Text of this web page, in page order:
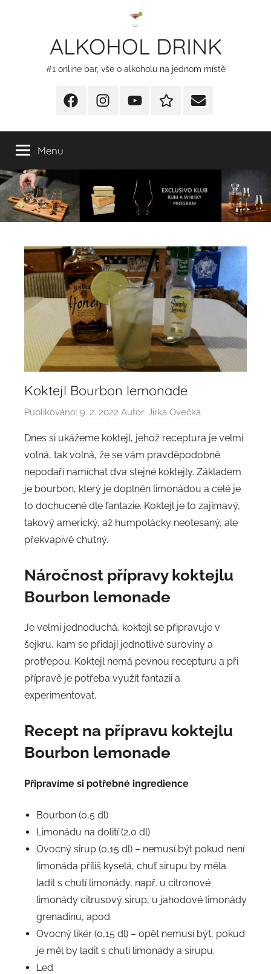
ALKOHOL DRINK
#1 online bar, vše o alkoholu na jednom místě
FacebookInstagram
YT
Redakční
E-
Menu
Koktejl Bourbon lemonade
Publikováno: 9. 2. 2022 Autor: Jirka Ovečka
Dnes si ukážeme koktejl, jehož receptura je velmi
volná, tak volná, že se vám pravděpodobně
nepodaří namíchat dva stejné koktejly. Základem
je bourbon, který je doplněn limonádou a celé je
to dochucené dle fantazie. Koktejl je to zajímavý,
takový americký, až humpolácky neotesaný, ale
překvapivě chutný.
Náročnost přípravykoktejlu
Bourbon lemonade
Je velmi jednoduchá, koktejl se připravuje v
šejkru, kam se přidají jednotlivé suroviny a
protřepou. Koktejl nemá pevnou recepturu a při
přípravě je potřeba využít fantazii a
experimentovat.
Recept na přípravu koktejlu
Bourbon lemonade
Připravíme si potřebné ingredience
Bourbon (0,5 dl)
Limonádu na dolití (2,0 dl)
Ovocný sirup (0,15 dl) – nemusí být pokud není
limonáda příliš kyselá, chuť sirupu by měla
ladit s chutí limonády, např. u citronové
limonády citrusový sirup, u jahodové limonády
grenadinu, apod.
Ovocný likér (0,15 dl) – opět nemusí být, pokud
je měl by ladit s chutí limonády a sirupu.
Led